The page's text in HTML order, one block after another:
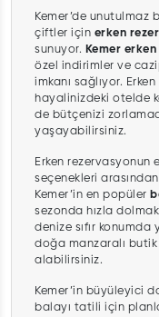
Kemer’de
çiftler için erken
sunuyor. Kemer
özel indirimler ve
imkanı sağlıyor.
hayalinizdeki otelde
de bütçenizi
yaşayabilirsiniz.
Erken rezervasyonun
seçenekleri arasından
Kemer’in en popüler
sezonda hızla
denize sıfır
doğa manzaralı
alabilirsiniz.
Kemer’in büyüleyici
balayı tatili için